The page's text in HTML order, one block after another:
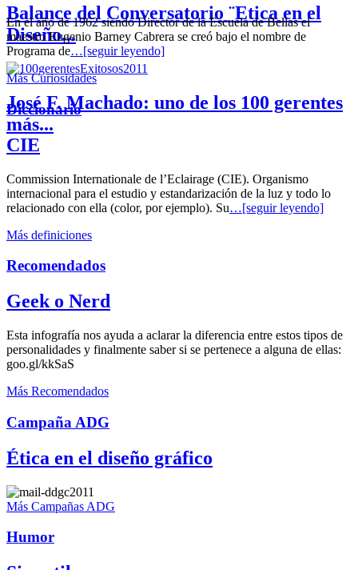
Balance del Conversatorio ¨Etica en el
Diseño...
José F. Machado: uno de los 100 gerentes
más...
En el año de 1962 siendo Director de la Escuela de Bellas el
maestro Eugenio Barney Cabrera se creó bajo el nombre de
Programa de…[seguir leyendo]
Más Curiosidades
Diccionario
CIE
Commission Internationale de l’Eclairage (CIE). Organismo
internacional para el estudio y estandarización de la luz y todo lo
relacionado con ella (color, por ejemplo). Su…[seguir leyendo]
Más definiciones
Recomendados
Geek o Nerd
Esta infografía nos ayuda a aclarar la diferencia entre estos tipos de
personalidades y finalmente saber si se pertenece a alguna de ellas:
goo.gl/kkSaS
Más Recomendados
Campaña ADG
Ética en el diseño gráfico
Más Campañas ADG
Humor